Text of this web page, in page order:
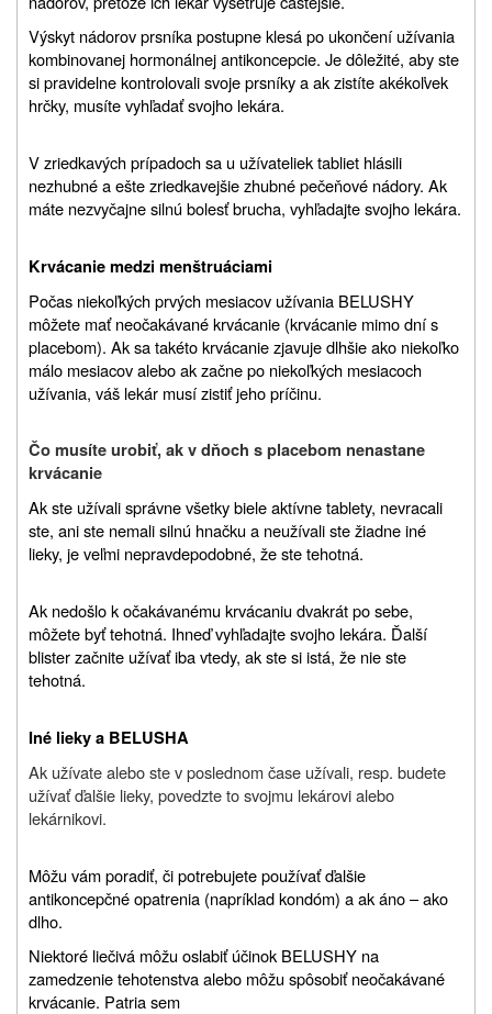
Výskyt nádorov prsníka postupne klesá po ukončení užívania
kombinovanej hormonálnej antikoncepcie. Je dôležité, aby ste
si pravidelne kontrolovali svoje prsníky a ak zistíte akékoľvek
hrčky, musíte vyhľadať svojho lekára.
V zriedkavých prípadoch sa u užívateliek tabliet hlásili
nezhubné a ešte zriedkavejšie zhubné pečeňové nádory. Ak
máte nezvyčajne silnú bolesť brucha, vyhľadajte svojho lekára.
Krvácanie medzi menštruáciami
Počas niekoľkých prvých mesiacov užívania BELUSHY
môžete mať neočakávané krvácanie (krvácanie mimo dní s
placebom). Ak sa takéto krvácanie zjavuje dlhšie ako niekoľko
málo mesiacov alebo ak začne po niekoľkých mesiacoch
užívania, váš lekár musí zistiť jeho príčinu.
Čo musíte urobiť, ak v dňoch s placebom nenastane
krvácanie
Ak ste užívali správne všetky biele aktívne tablety, nevracali
ste, ani ste nemali silnú hnačku a neužívali ste žiadne iné
lieky, je veľmi nepravdepodobné, že ste tehotná.
Ak nedošlo k očakávanému krvácaniu dvakrát po sebe,
môžete byť tehotná. Ihneď vyhľadajte svojho lekára. Ďalší
blister začnite užívať iba vtedy, ak ste si istá, že nie ste
tehotná.
Iné lieky a BELUSHA
Ak užívate alebo ste v poslednom čase užívali, resp. budete
užívať ďalšie lieky, povedzte to svojmu lekárovi alebo
lekárnikovi.
Môžu vám poradiť, či potrebujete používať ďalšie
antikoncepčné opatrenia (napríklad kondóm) a ak áno – ako
dlho.
Niektoré liečivá môžu oslabiť účinok BELUSHY na
zamedzenie tehotenstva alebo môžu spôsobiť neočakávané
krvácanie. Patria sem